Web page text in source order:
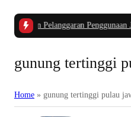
Dugaan Pelanggaran Penggunaan
gunung tertinggi
Home » gunung tertinggi pulau